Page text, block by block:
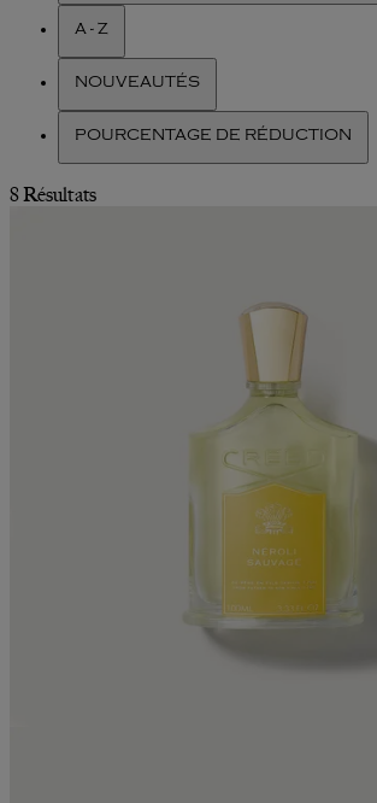
A - Z
NOUVEAUTÉS
POURCENTAGE DE RÉDUCTION
8 Résultats